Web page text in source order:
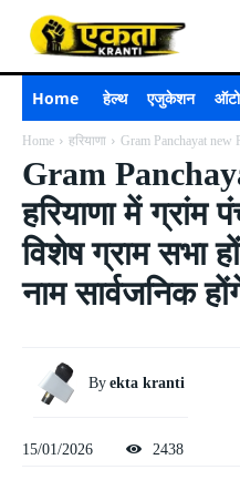
Home हेल्थ एजुकेशन
Home हरियाणा Gram Panchayat new
Gram
हरियाणा में
विशेष ग्राम सभा
नाम सार्वजनिक
By ekta kranti
15/01/2026 2438